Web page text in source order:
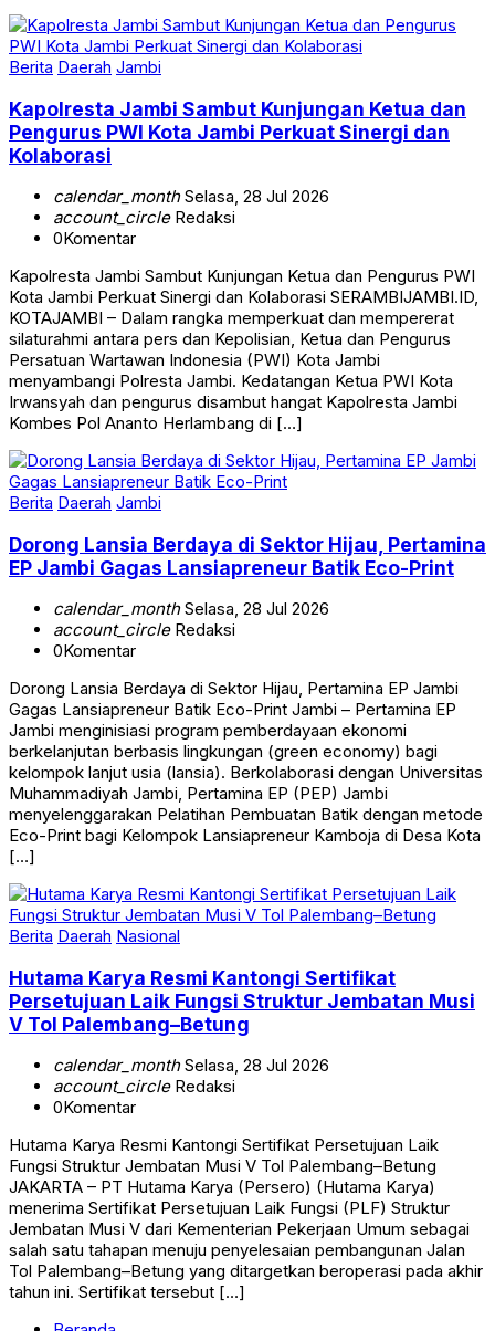
Berita Daerah Jambi
Kapolresta Jambi Sambut Kunjungan Ketua dan
Pengurus PWI Kota Jambi Perkuat Sinergi dan
Kolaborasi
calendar_monthSelasa, 28 Jul 2026
account_circleRedaksi
0Komentar
Kapolresta Jambi Sambut Kunjungan Ketua dan Pengurus PWI
Kota Jambi Perkuat Sinergi dan Kolaborasi SERAMBIJAMBI.ID,
KOTAJAMBI – Dalam rangka memperkuat dan mempererat
silaturahmi antara pers dan Kepolisian, Ketua dan Pengurus
Persatuan Wartawan Indonesia (PWI) Kota Jambi
menyambangi Polresta Jambi. Kedatangan Ketua PWI Kota
Irwansyah dan pengurus disambut hangat Kapolresta Jambi
Kombes Pol Ananto Herlambang di […]
Berita Daerah Jambi
Dorong Lansia Berdaya di Sektor Hijau, Pertamina
EP Jambi Gagas Lansiapreneur Batik Eco-Print
calendar_monthSelasa, 28 Jul 2026
account_circleRedaksi
0Komentar
Dorong Lansia Berdaya di Sektor Hijau, Pertamina EP Jambi
Gagas Lansiapreneur Batik Eco-Print Jambi – Pertamina EP
Jambi menginisiasi program pemberdayaan ekonomi
berkelanjutan berbasis lingkungan (green economy) bagi
kelompok lanjut usia (lansia). Berkolaborasi dengan Universitas
Muhammadiyah Jambi, Pertamina EP (PEP) Jambi
menyelenggarakan Pelatihan Pembuatan Batik dengan metode
Eco-Print bagi Kelompok Lansiapreneur Kamboja di Desa Kota
[…]
Berita Daerah Nasional
Hutama Karya Resmi Kantongi Sertifikat
Persetujuan Laik Fungsi Struktur Jembatan Musi
V Tol Palembang–Betung
calendar_monthSelasa, 28 Jul 2026
account_circleRedaksi
0Komentar
Hutama Karya Resmi Kantongi Sertifikat Persetujuan Laik
Fungsi Struktur Jembatan Musi V Tol Palembang–Betung
JAKARTA – PT Hutama Karya (Persero) (Hutama Karya)
menerima Sertifikat Persetujuan Laik Fungsi (PLF) Struktur
Jembatan Musi V dari Kementerian Pekerjaan Umum sebagai
salah satu tahapan menuju penyelesaian pembangunan Jalan
Tol Palembang–Betung yang ditargetkan beroperasi pada akhir
tahun ini. Sertifikat tersebut […]